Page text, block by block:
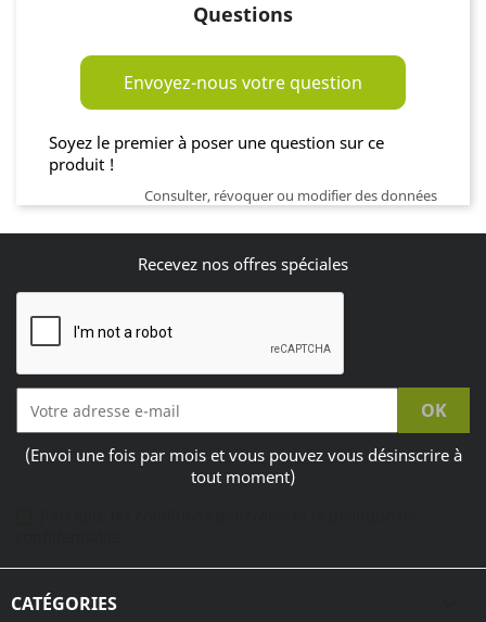
Questions
Envoyez-nous votre question
Soyez le premier à poser une question sur ce
produit !
Consulter, révoquer ou modifier des données
Recevez nos offres spéciales
(Envoi une fois par mois et vous pouvez vous désinscrire à
tout moment)
CATÉGORIES